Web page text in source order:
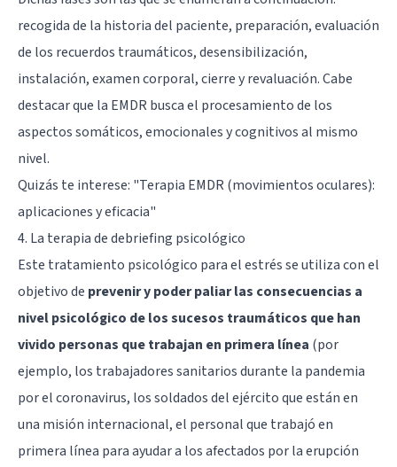
recogida de la historia del paciente, preparación, evaluación
de los recuerdos traumáticos, desensibilización,
instalación, examen corporal, cierre y revaluación. Cabe
destacar que la EMDR busca el procesamiento de los
aspectos somáticos, emocionales y cognitivos al mismo
nivel.
Quizás te interese: "Terapia EMDR (movimientos oculares):
aplicaciones y eficacia"
4. La terapia de debriefing psicológico
Este tratamiento psicológico para el estrés se utiliza con el
objetivo de prevenir y poder paliar las consecuencias a
nivel psicológico de los sucesos traumáticos que han
vivido personas que trabajan en primera línea (por
ejemplo, los trabajadores sanitarios durante la pandemia
por el coronavirus, los soldados del ejército que están en
una misión internacional, el personal que trabajó en
primera línea para ayudar a los afectados por la erupción